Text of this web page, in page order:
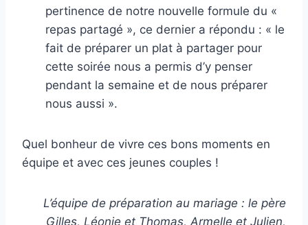
pertinence de notre nouvelle formule du «
repas partagé », ce dernier a répondu : « le
fait de préparer un plat à partager pour
cette soirée nous a permis d’y penser
pendant la semaine et de nous préparer
nous aussi ».
Quel bonheur de vivre ces bons moments en
équipe et avec ces jeunes couples !
L’équipe de préparation au mariage : le père
Gilles, Léonie et Thomas, Armelle et Julien,